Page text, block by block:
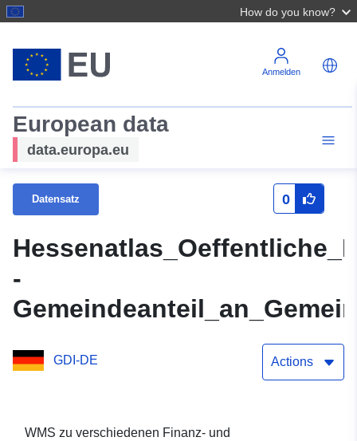
How do you know?
Anmelden
European data
data.europa.eu
Datensatz 0
-
GDI-DE Actions
WMS zu verschiedenen Finanz- und